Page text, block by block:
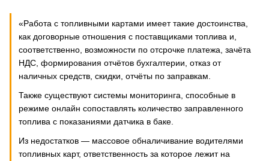
«Работа с топливными картами имеет такие достоинства,
как договорные отношения с поставщиками топлива и,
соответственно, возможности по отсрочке платежа, зачёта
НДС, формирования отчётов бухгалтерии, отказ от
наличных средств, скидки, отчёты по заправкам.
Также существуют системы мониторинга, способные в
режиме онлайн сопоставлять количество заправленного
топлива с показаниями датчика в баке.
Из недостатков — массовое обналичивание водителями
топливных карт, ответственность за которое лежит на